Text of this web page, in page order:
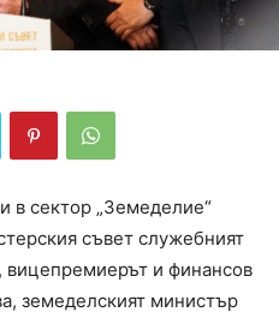
в сектор „Земеделие“
съвет служебният
и финансов
земеделският министър